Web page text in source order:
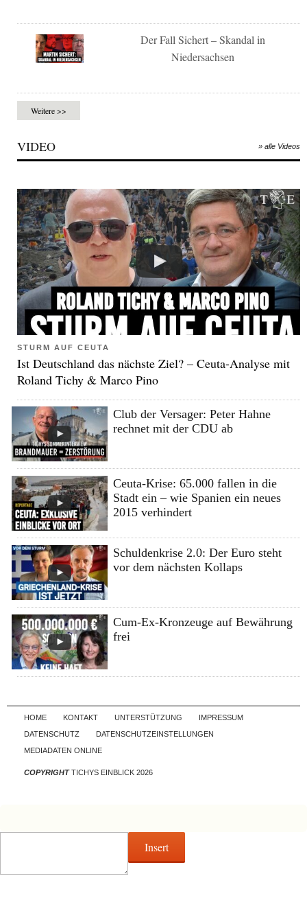
Der Fall Sichert – Skandal in
Niedersachsen
Weitere >>
VIDEO » alle Videos
STURM AUF CEUTA
Ist Deutschland das nächste Ziel? – Ceuta-Analyse mit
Roland Tichy & Marco Pino
Club der Versager: Peter Hahne
rechnet mit der CDU ab
Ceuta-Krise: 65.000 fallen in die
Stadt ein – wie Spanien ein neues
2015 verhindert
Schuldenkrise 2.0: Der Euro steht
vor dem nächsten Kollaps
Cum-Ex-Kronzeuge auf Bewährung
frei
Skip to content
HOME KONTAKT UNTERSTÜTZUNG
IMPRESSUM
DATENSCHUTZ
DATENSCHUTZEINSTELLUNGEN
MEDIADATEN ONLINE
COPYRIGHTTICHYS EINBLICK 2026
Insert